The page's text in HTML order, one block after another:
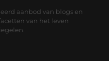
aanbod van blogs en
van het leven